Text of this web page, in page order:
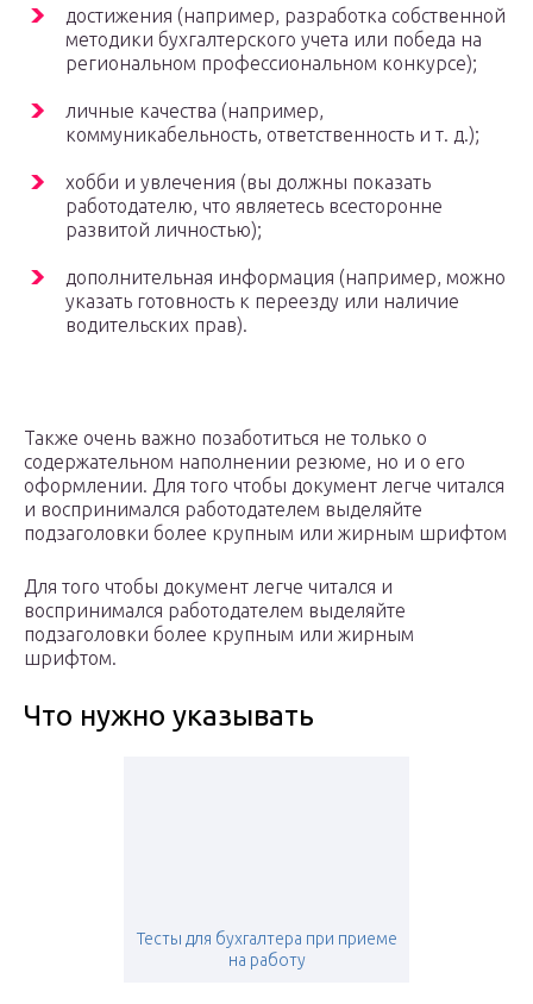
достижения (например, разработка собственной
методики бухгалтерского учета или победа на
региональном профессиональном конкурсе);
личные качества (например,
коммуникабельность, ответственность и т. д.);
хобби и увлечения (вы должны показать
работодателю, что являетесь всесторонне
развитой личностью);
дополнительная информация (например, можно
указать готовность к переезду или наличие
водительских прав).
Также очень важно позаботиться не только о
содержательном наполнении резюме, но и о его
оформлении. Для того чтобы документ легче читался
и воспринимался работодателем выделяйте
подзаголовки более крупным или жирным шрифтом
Для того чтобы документ легче читался и
воспринимался работодателем выделяйте
подзаголовки более крупным или жирным
шрифтом.
Что нужно указывать
Тесты для бухгалтера при приеме
на работу